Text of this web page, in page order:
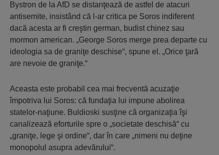
Bystron de la AfD se distanţează de astfel de atacuri
antisemite, insistând că l-ar critica pe Soros indiferent
dacă acesta ar fi creştin german, budist chinez sau
mormon american. „George Soros merge prea departe cu
ideologia sa de graniţe deschise“, spune el. „Orice ţară
are nevoie de graniţe.“
Aceasta este probabil cea mai frecventă acuzaţie
împotriva lui Soros: că fundaţia lui impune abolirea
statelor-naţiune. Buldioski susţine că organizaţia îşi
canalizează eforturile spre o „societate deschisă“ cu
„graniţe, lege şi ordine“, dar în care „nimeni nu deţine
monopolul asupra adevărului“.